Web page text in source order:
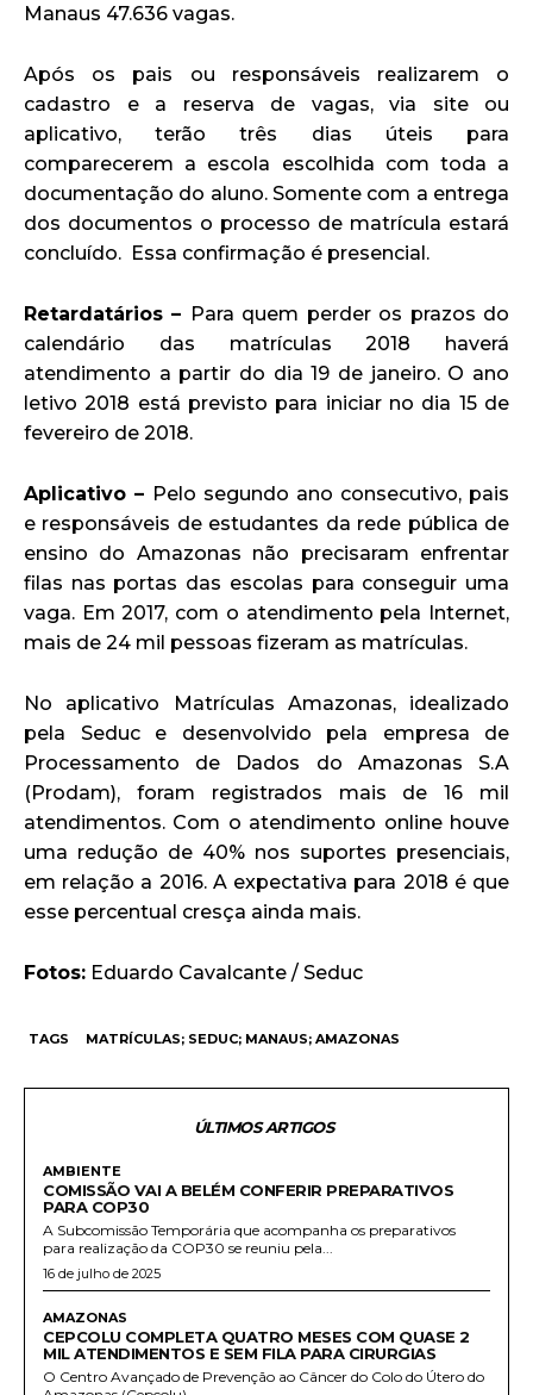
Manaus 47.636 vagas.
Após os pais ou responsáveis realizarem o
cadastro e a reserva de vagas, via site ou
aplicativo, terão três dias úteis para
comparecerem a escola escolhida com toda a
documentação do aluno. Somente com a entrega
dos documentos o processo de matrícula estará
concluído. Essa confirmação é presencial.
Retardatários – Para quem perder os prazos do
calendário das matrículas 2018 haverá
atendimento a partir do dia 19 de janeiro. O ano
letivo 2018 está previsto para iniciar no dia 15 de
fevereiro de 2018.
Aplicativo – Pelo segundo ano consecutivo, pais
e responsáveis de estudantes da rede pública de
ensino do Amazonas não precisaram enfrentar
filas nas portas das escolas para conseguir uma
vaga. Em 2017, com o atendimento pela Internet,
mais de 24 mil pessoas fizeram as matrículas.
No aplicativo Matrículas Amazonas, idealizado
pela Seduc e desenvolvido pela empresa de
Processamento de Dados do Amazonas S.A
(Prodam), foram registrados mais de 16 mil
atendimentos. Com o atendimento online houve
uma redução de 40% nos suportes presenciais,
em relação a 2016. A expectativa para 2018 é que
esse percentual cresça ainda mais.
Fotos: Eduardo Cavalcante / Seduc
TAGS MATRÍCULAS; SEDUC; MANAUS; AMAZONAS
ÚLTIMOS ARTIGOS
AMBIENTE
COMISSÃO VAI A BELÉM CONFERIR PREPARATIVOS
PARA COP30
A Subcomissão Temporária que acompanha os preparativos
para realização da COP30 se reuniu pela...
16 de julho de 2025
AMAZONAS
CEPCOLU COMPLETA QUATRO MESES COM QUASE 2
MIL ATENDIMENTOS E SEM FILA PARA CIRURGIAS
O Centro Avançado de Prevenção ao Câncer do Colo do Útero do